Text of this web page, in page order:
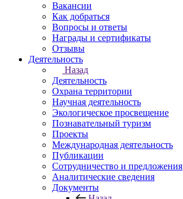
Вакансии
Как добраться
Вопросы и ответы
Награды и сертификаты
Отзывы
Деятельность
Назад
Деятельность
Охрана территории
Научная деятельность
Экологическое просвещение
Познавательный туризм
Проекты
Международная деятельность
Публикации
Сотрудничество и предложения
Аналитические сведения
Документы